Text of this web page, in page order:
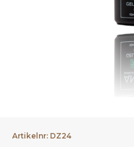
Artikelnr: DZ24